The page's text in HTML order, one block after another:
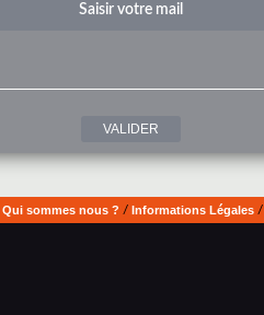
Saisir votre mail
Qui sommes nous ? / Informations Légales/